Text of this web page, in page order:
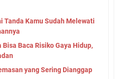
Tanda Kamu Sudah Melewati
Baca Risiko Gaya Hidup,
yang Sering Dianggap